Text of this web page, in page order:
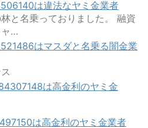
は違法なヤミ金業者
と名乗っておりました。 融資
ャ…
はマスダと名乗る闇金業
は高金利のヤミ金
は高金利のヤミ金業者